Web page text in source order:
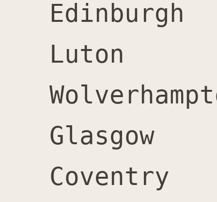
Edinburgh		7,900		9,300		17,200		54%
Luton			7,200		7,800		15,000		52%
Wolverhampton		7,000		7,700
Glasgow			6,700		7,600		14,300		53%
Coventry		6,700		7,100		13,800		51%